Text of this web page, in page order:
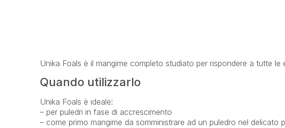
Unika Foals è il mangime completo studiato per rispondere a tutte
Quando utilizzarlo
Unika Foals è ideale:
– per puledri in fase di accrescimento
– come primo mangime da somministrare ad un puledro nel delicato